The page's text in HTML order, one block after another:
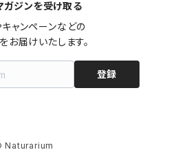
ガジンを受け取る
ャンペーンなどの
お届けいたします。
登録
Naturarium